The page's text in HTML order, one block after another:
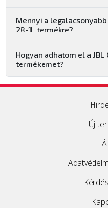
Mennyi a legalacsonyabb
28-1L termékre?
Hogyan adhatom el a JBL
termékemet?
Új